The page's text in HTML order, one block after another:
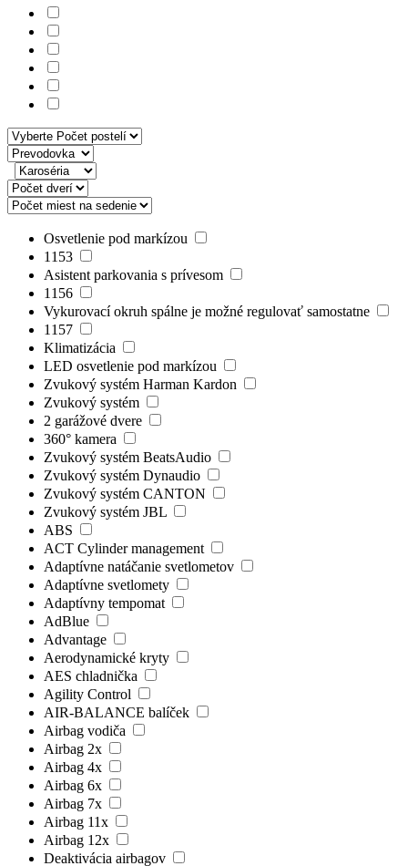
Osvetlenie pod markízou
1153
Asistent parkovania s prívesom
1156
Vykurovací okruh spálne je možné regulovať samostatne
1157
Klimatizácia
LED osvetlenie pod markízou
Zvukový systém Harman Kardon
Zvukový systém
2 garážové dvere
360° kamera
Zvukový systém BeatsAudio
Zvukový systém Dynaudio
Zvukový systém CANTON
Zvukový systém JBL
ABS
ACT Cylinder management
Adaptívne natáčanie svetlometov
Adaptívne svetlomety
Adaptívny tempomat
AdBlue
Advantage
Aerodynamické kryty
AES chladnička
Agility Control
AIR-BALANCE balíček
Airbag vodiča
Airbag 2x
Airbag 4x
Airbag 6x
Airbag 7x
Airbag 11x
Airbag 12x
Deaktivácia airbagov